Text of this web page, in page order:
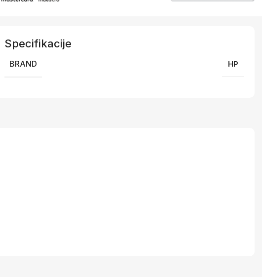
Specifikacije
BRAND HP